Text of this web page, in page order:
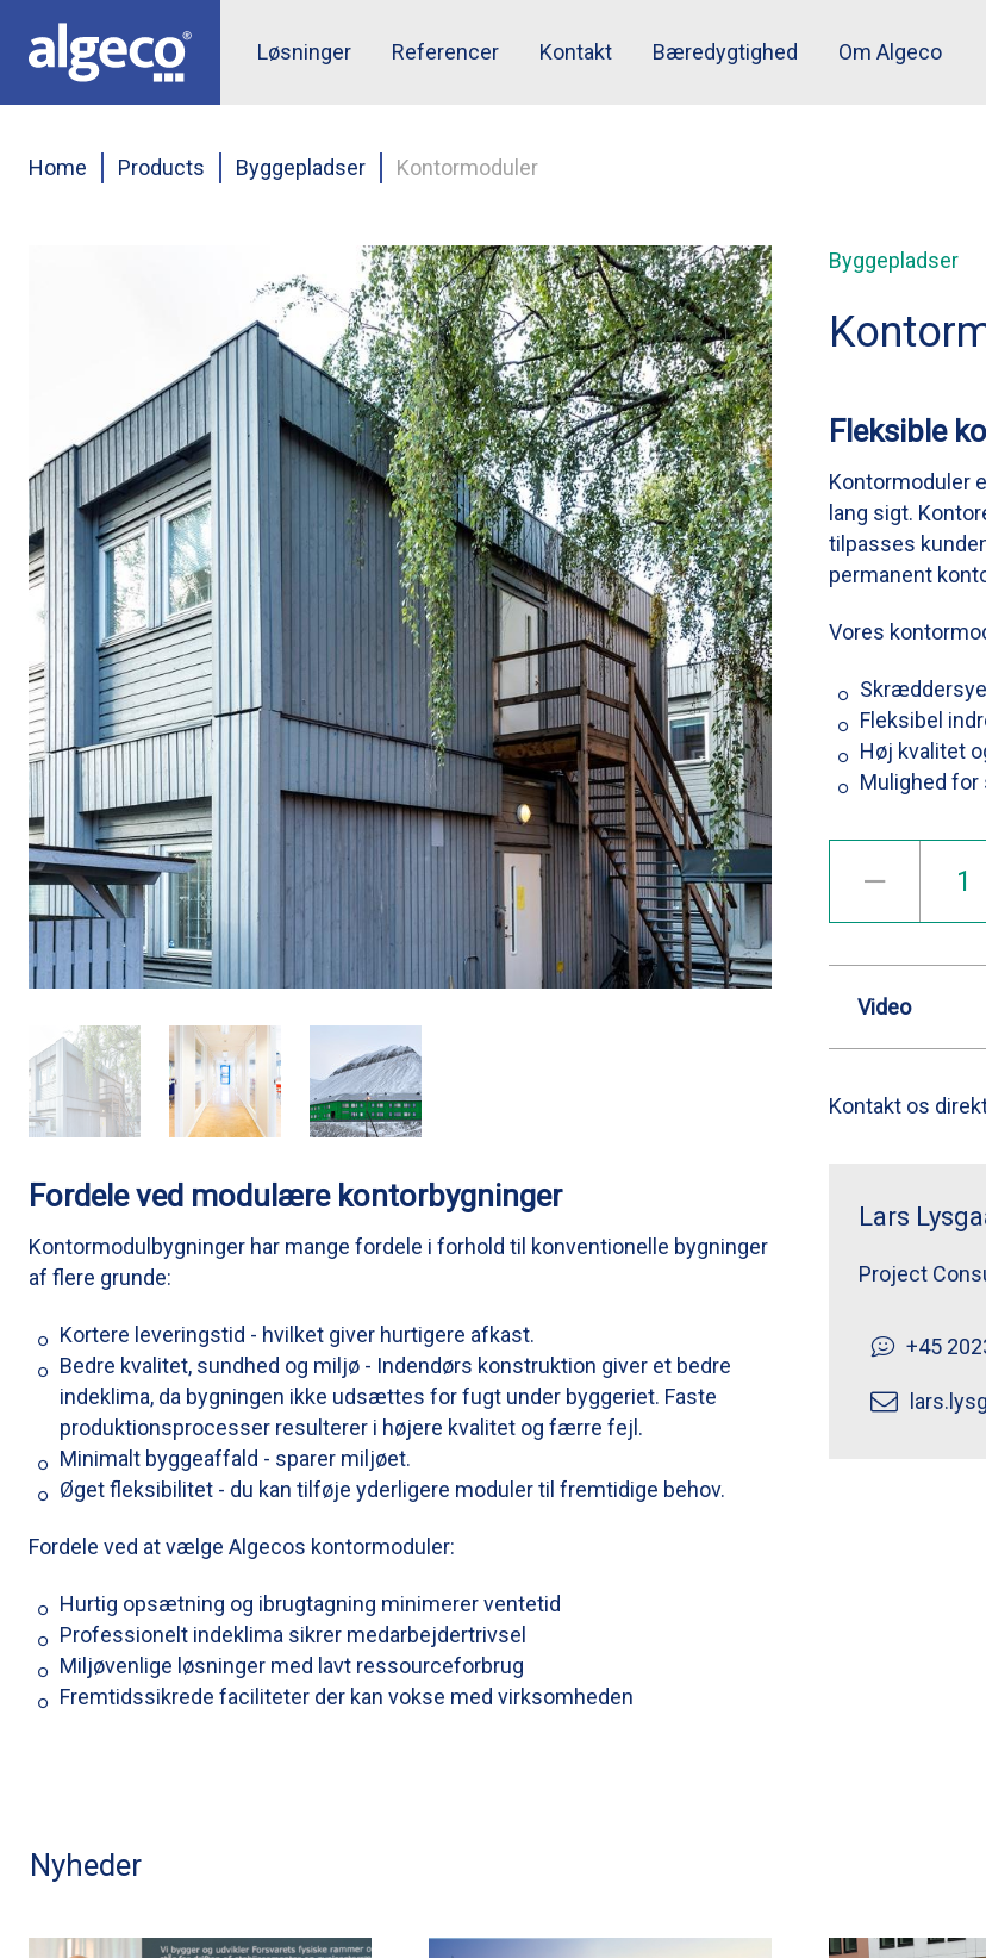
main
content
TopLøsninger Referencer Kontakt Bæredygtighed Om Algeco
Breadcrumb
Home Products Byggepladser Kontormoduler
Fordele ved modulære kontorbygninger
Kontormodulbygninger har mange fordele i forhold til konventionelle bygninger
af flere grunde:
Kortere leveringstid - hvilket giver hurtigere afkast.
Bedre kvalitet, sundhed og miljø - Indendørs konstruktion giver et bedre
indeklima, da bygningen ikke udsættes for fugt under byggeriet. Faste
produktionsprocesser resulterer i højere kvalitet og færre fejl.
Minimalt byggeaffald - sparer miljøet.
Øget fleksibilitet - du kan tilføje yderligere moduler til fremtidige behov.
Fordele ved at vælge Algecos kontormoduler:
Hurtig opsætning og ibrugtagning minimerer ventetid
Professionelt indeklima sikrer medarbejdertrivsel
Miljøvenlige løsninger med lavt ressourceforbrug
Fremtidssikrede faciliteter der kan vokse med virksomheden
Byggepladser
Fleksible
Kontormoduler
lang sigt.
tilpasses
permanent
Vores
Fleksibel
Høj kvalitet
Mulighed
Video
Kontakt os
Lars
Project
+45
Nyheder